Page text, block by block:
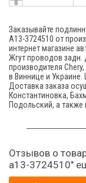
Заказывайте
A13-3724510 от
интернет магазине
Жгут проводов задн.
производителя
в Виннице и Украине.
Доставка заказа
Константиновка,
Подольский, а также
Отзывов о
а13-3724510"